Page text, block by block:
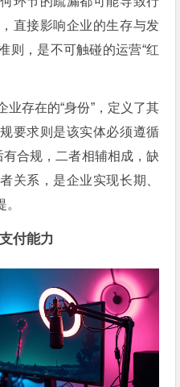
直接影响企业的生存与发
则，是不可触碰的运营“红
业存在的“身份”，定义了其
要求则是该实体必须遵循
有合规，二者相辅相成，缺
关系，是企业实现长期、
付能力